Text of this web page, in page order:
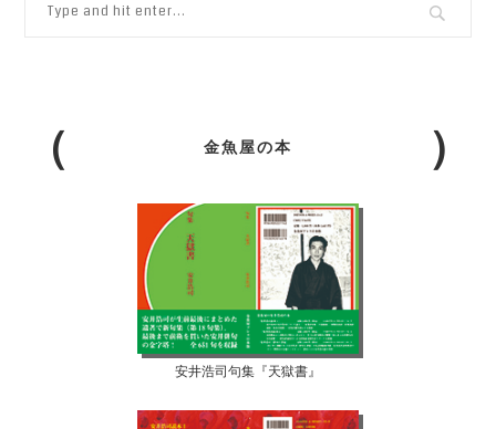
金魚屋の本
安井浩司句集『天獄書』